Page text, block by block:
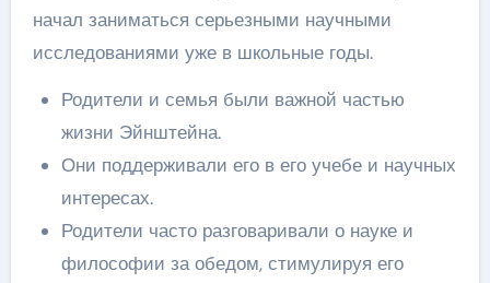
начал заниматься серьезными научными
исследованиями уже в школьные годы.
Родители и семья были важной частью
жизни Эйнштейна.
Они поддерживали его в его учебе и научных
интересах.
Родители часто разговаривали о науке и
философии за обедом, стимулируя его